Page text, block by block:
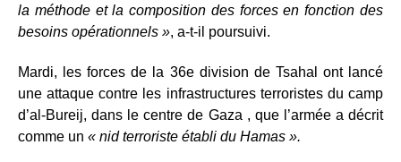
la méthode et la composition des forces en fonction des
besoins opérationnels », a-t-il poursuivi.
Mardi, les forces de la 36e division de Tsahal ont lancé
une attaque contre les infrastructures terroristes du camp
d’al-Bureij, dans le centre de Gaza , que l’armée a décrit
comme un « nid terroriste établi du Hamas ».